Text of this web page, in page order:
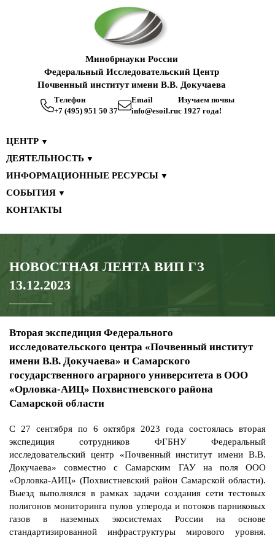
Минобрнауки России
Федеральный Исследовательский Центр
Почвенный институт имени В.В. Докучаева
Телефон
+7 (495) 951 50 37
Email
info@esoil.ru
Изучаем почвы
с 1927 года!
ЦЕНТР ▼
ДЕЯТЕЛЬНОСТЬ ▼
ИНФОРМАЦИОННЫЕ РЕСУРСЫ ▼
СОБЫТИЯ ▼
КОНТАКТЫ
НОВОСТНАЯ ЛЕНТА ВИП ГЗ
13.12.2023
Вторая экспедиция Федерального
исследовательского центра «Почвенный институт
имени В.В. Докучаева» и Самарского
государственного аграрного университета в ООО
«Орловка-АИЦ» Похвистневского района
Самарской области
С 27 сентября по 6 октября 2023 года состоялась вторая
экспедиция сотрудников ФГБНУ Федеральный
исследовательский центр «Почвенный институт имени В.В.
Докучаева» совместно с Самарским ГАУ на поля ООО
«Орловка-АИЦ» (Похвистневский район Самарской области).
Выезд выполнялся в рамках задачи создания сети тестовых
полигонов мониторинга пулов углерода и потоков парниковых
газов в наземных экосистемах России на основе
стандартизированной инфраструктуры мирового уровня.